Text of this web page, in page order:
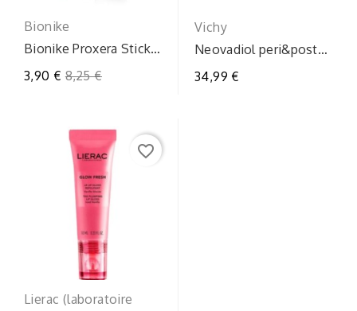
Bionike
Bionike Proxera Stick
3,90 € Prezzo
8,25 €
Vichy
Neovadiol peri&post
34,99 €
favorite_border
Lierac (laboratoire